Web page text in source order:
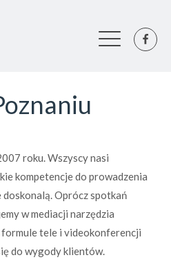
roku. Wszyscy nasi
kompetencje do prowadzenia
Oprócz spotkań
w mediacji narzędzia
formule tele i videokonferencji
do wygody klientów.